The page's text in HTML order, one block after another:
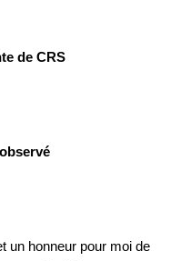
de CRS
un honneur pour moi de